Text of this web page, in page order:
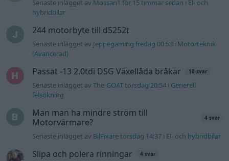
Senaste inlägget av Mossan1 för 15 timmar sedan i El- och
hybridbilar
244 motorbyte till d5252t
Senaste inlägget av Jeppegaming fredag 00:53 i Motorteknik
(Avancerad)
Passat -13 2.0tdi DSG Växellåda bråkar 10 svar
Senaste inlägget avThe-GOAT torsdag 20:54 i Generell
felsökning
Man man ha mindre ström till
Motorvärmare?
4 svar
Senaste inlägget av BilFixare torsdag 14:37 i El- och hybridbilar
Slipa och polera rinningar 4 svar